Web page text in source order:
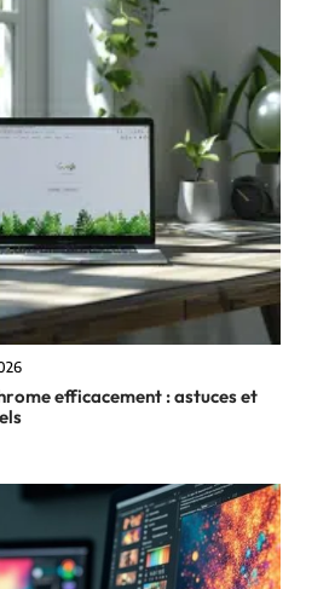
efficacement : astuces et